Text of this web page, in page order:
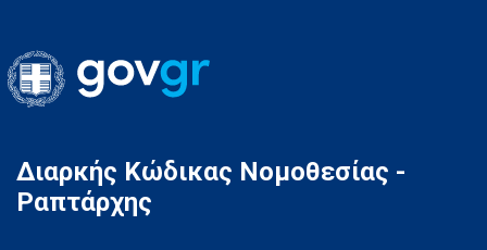
Gov.gr
Διαρκής Κώδικας Νομοθεσίας -
Ραπτάρχης